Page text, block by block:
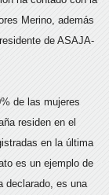
Merino, además
de ASAJA-
de las mujeres
residen en el
en la última
es un ejemplo de
declarado, es una